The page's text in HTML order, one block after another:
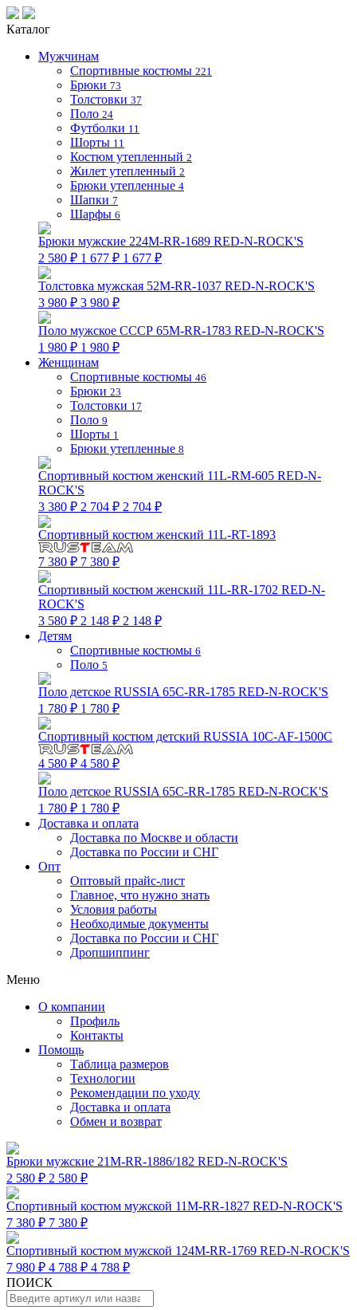
Каталог
Мужчинам
Спортивные костюмы 221
Брюки 73
Толстовки 37
Поло 24
Футболки 11
Шорты 11
Костюм утепленный 2
Жилет утепленный 2
Брюки утепленные 4
Шапки 7
Шарфы 6
Брюки мужские 224M-RR-1689 RED-N-ROCK'S
2 580 ₽ 1 677 ₽ 1 677 ₽
Толстовка мужская 52M-RR-1037 RED-N-ROCK'S
3 980 ₽ 3 980 ₽
Поло мужское СССР 65M-RR-1783 RED-N-ROCK'S
1 980 ₽ 1 980 ₽
Женщинам
Спортивные костюмы 46
Брюки 23
Толстовки 17
Поло 9
Шорты 1
Брюки утепленные 8
Спортивный костюм женский 11L-RM-605 RED-N-
ROCK'S
3 380 ₽ 2 704 ₽ 2 704 ₽
Спортивный костюм женский 11L-RT-1893
7 380 ₽ 7 380 ₽
Спортивный костюм женский 11L-RR-1702 RED-N-
ROCK'S
3 580 ₽ 2 148 ₽ 2 148 ₽
Детям
Спортивные костюмы 6
Поло 5
Поло детское RUSSIA 65C-RR-1785 RED-N-ROCK'S
1 780 ₽ 1 780 ₽
Спортивный костюм детский RUSSIA 10C-AF-1500C
4 580 ₽ 4 580 ₽
Поло детское RUSSIA 65C-RR-1785 RED-N-ROCK'S
1 780 ₽ 1 780 ₽
Доставка и оплата
Доставка по Москве и области
Доставка по России и СНГ
Опт
Оптовый прайс-лист
Главное, что нужно знать
Условия работы
Необходимые документы
Доставка по России и СНГ
Дропшиппинг
Меню
О компании
Профиль
Контакты
Помощь
Таблица размеров
Технологии
Рекомендации по уходу
Доставка и оплата
Обмен и возврат
Брюки мужские 21M-RR-1886/182 RED-N-ROCK'S
2 580 ₽ 2 580 ₽
Спортивный костюм мужской 11M-RR-1827 RED-N-ROCK'S
7 380 ₽ 7 380 ₽
Спортивный костюм мужской 124M-RR-1769 RED-N-ROCK'S
7 980 ₽ 4 788 ₽ 4 788 ₽
ПОИСК